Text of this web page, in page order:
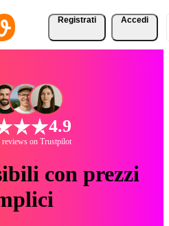
Registrati Accedi
4.9
on Trustpilot
con prezzi